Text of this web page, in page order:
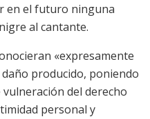
en el futuro ninguna
al cantante.
«expresamente
producido, poniendo
del derecho
personal y